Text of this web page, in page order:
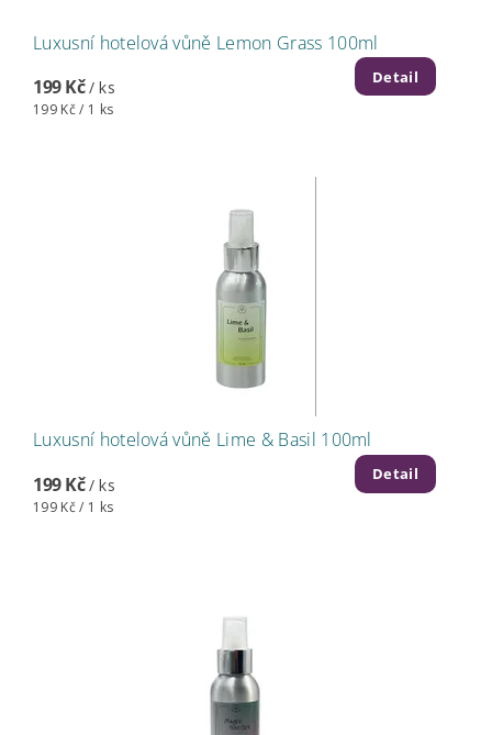
Luxusní hotelová vůně Lemon Grass 100ml
199 Kč/ ks
199 Kč / 1 ks
Detail
Luxusní hotelová vůně Lime & Basil 100ml
199 Kč/ ks
199 Kč / 1 ks
Detail